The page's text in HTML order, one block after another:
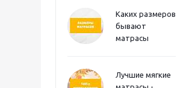
Каких размеров
бывают
матрасы
Лучшие мягкие